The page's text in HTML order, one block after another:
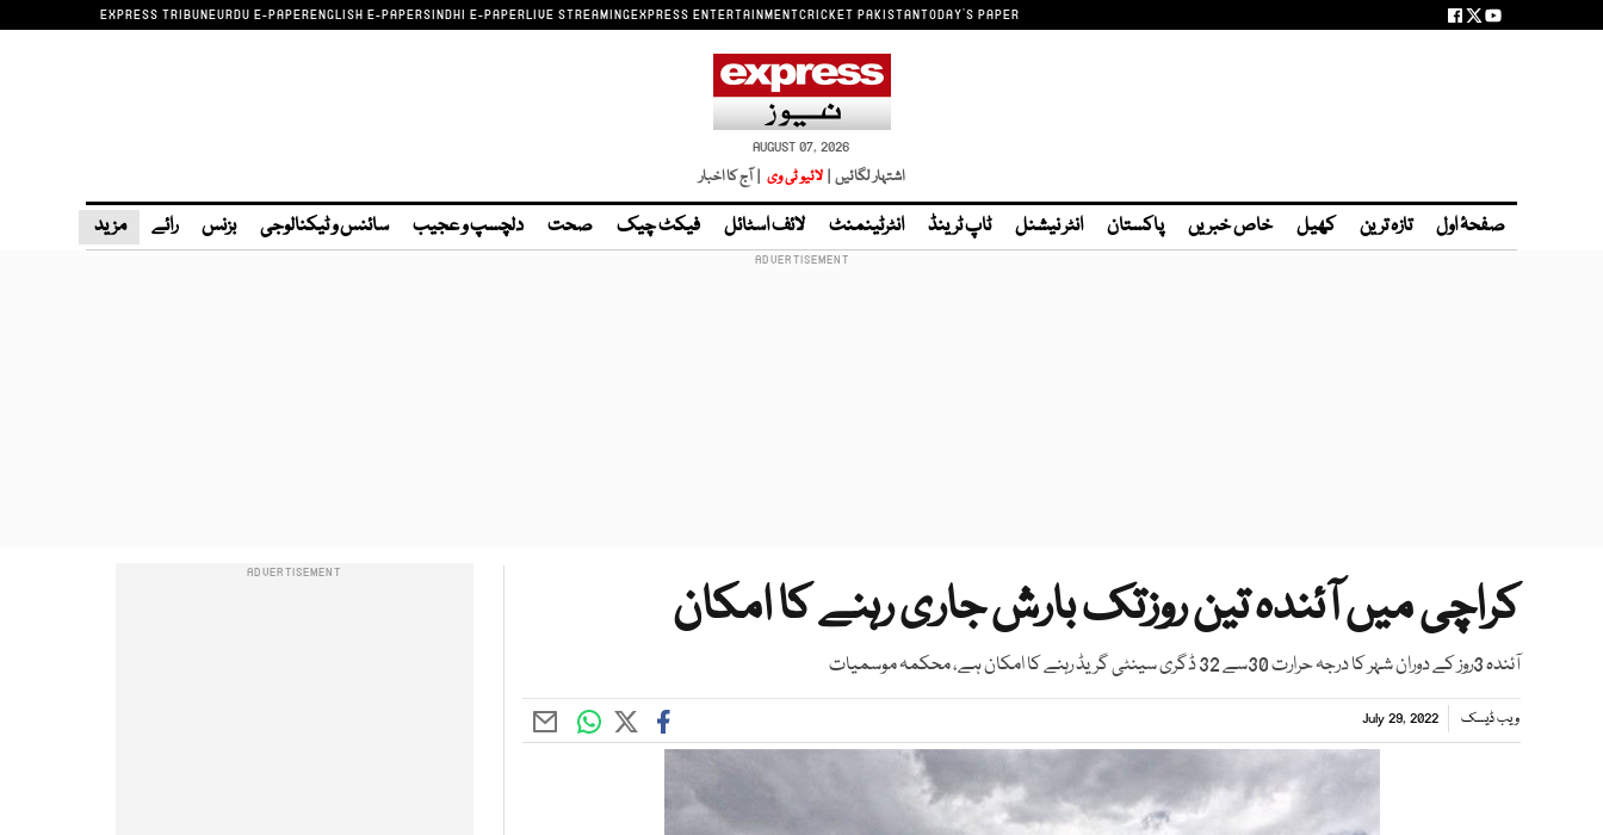
EXPRESS TRIBUNEURDU E-PAPERENGLISH E-PAPERSINDHI E-PAPERLIVE STREAMINGEXPRESS ENTERTAINMENTCRICKET PAKISTANTODAY'S PAPER
AUGUST 07, 2026
اشتہار لگائیں | لائیو ٹی وی | آج کا اخبار
صفحۂ اول تازہ ترین کھیل خاص خبریں پاکستان انٹر نیشنل ٹاپ ٹرینڈ انٹرٹینمنٹ لائف اسٹائل فیکٹ چیک صحت دلچسپ و عجیب سائنس و ٹیکنالوجی بزنس رائے مزید
کراچی میں آئندہ تین روزتک بارش جاری رہنے کا امکان
آئندہ 3روز کے دوران شہر کا درجہ حرارت 30سے 32 ڈگری سینٹی گریڈ رہنے کا امکان ہے، محکمہ موسمیات
ویب ڈیسک July 29, 2022